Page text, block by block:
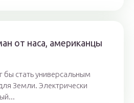
от наса, американцы
стать универсальным
Земли. Электрически